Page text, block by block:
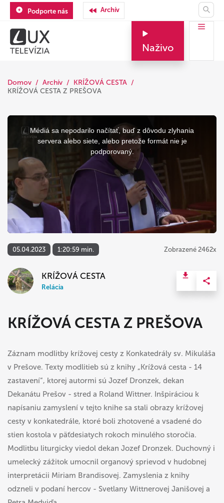
Podporte nás Archív
Naživo
Domov Archív
KRÍŽOVÁ CESTA
KRÍŽOVÁ CESTA Z PREŠOVA
This
window.
Médiá sa nepodarilo načítať, buď z dôvodu zlyhania
servera alebo siete, alebo pretože formát nie je
podporovaný.
05.04.2023 1:20:59 min. Zobrazené 2462x
KRÍŽOVÁ CESTA
Relácia
KRÍŽOVÁ CESTA Z PREŠOVA
Záznam modlitby krížovej cesty z Konkatedrály sv. Mikuláša
v Prešove. Texty modlitieb sú z knihy „Krížová cesta - 14
zastavení“, ktorej autormi sú Jozef Dronzek, dekan
Dekanátu Prešov - stred a Roland Wittner. Inšpiráciou k
napísaniu zamyslení v tejto knihe sa stali obrazy krížovej
cesty v konkatedrále, ktoré boli zhotovené a vsadené do
stien kostola v päťdesiatych rokoch minulého storočia.
Modlitbu liturgicky viedol dekan Jozef Dronzek. Duchovný i
umelecký zážitok umocnil organový sprievod v hudobnej
interpretácii Miriam Brandisovej. Zamyslenia z knihy
odzneli v podaní hercov - Svetlany Wittnerovej Janišovej a